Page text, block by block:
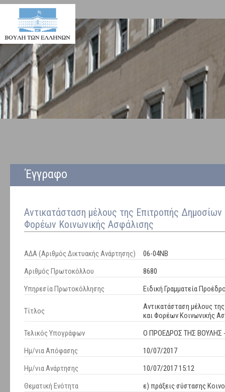
Έγγραφο
Αντικατάσταση μέλους της Επιτροπής
Φορέων Κοινωνικής Ασφάλισης
ΑΔΑ (Αριθμός Δικτυακής Ανάρτησης)
06-04ΝΒ
Αριθμός Πρωτοκόλλου
8680
Υπηρεσία Πρωτοκόλλησης
Ειδική Γραμματεία
Τίτλος
Αντικατάσταση μέλους
και Φορέων Κοινωνικής
Τελικός Υπογράφων
Ο ΠΡΟΕΔΡΟΣ ΤΗΣ ΒΟΥΛΗΣ
Ημ/νια Απόφασης
10/07/2017
Ημ/νια Ανάρτησης
10/07/2017 15:12
Θεματική Ενότητα
ε) πράξεις σύστασης